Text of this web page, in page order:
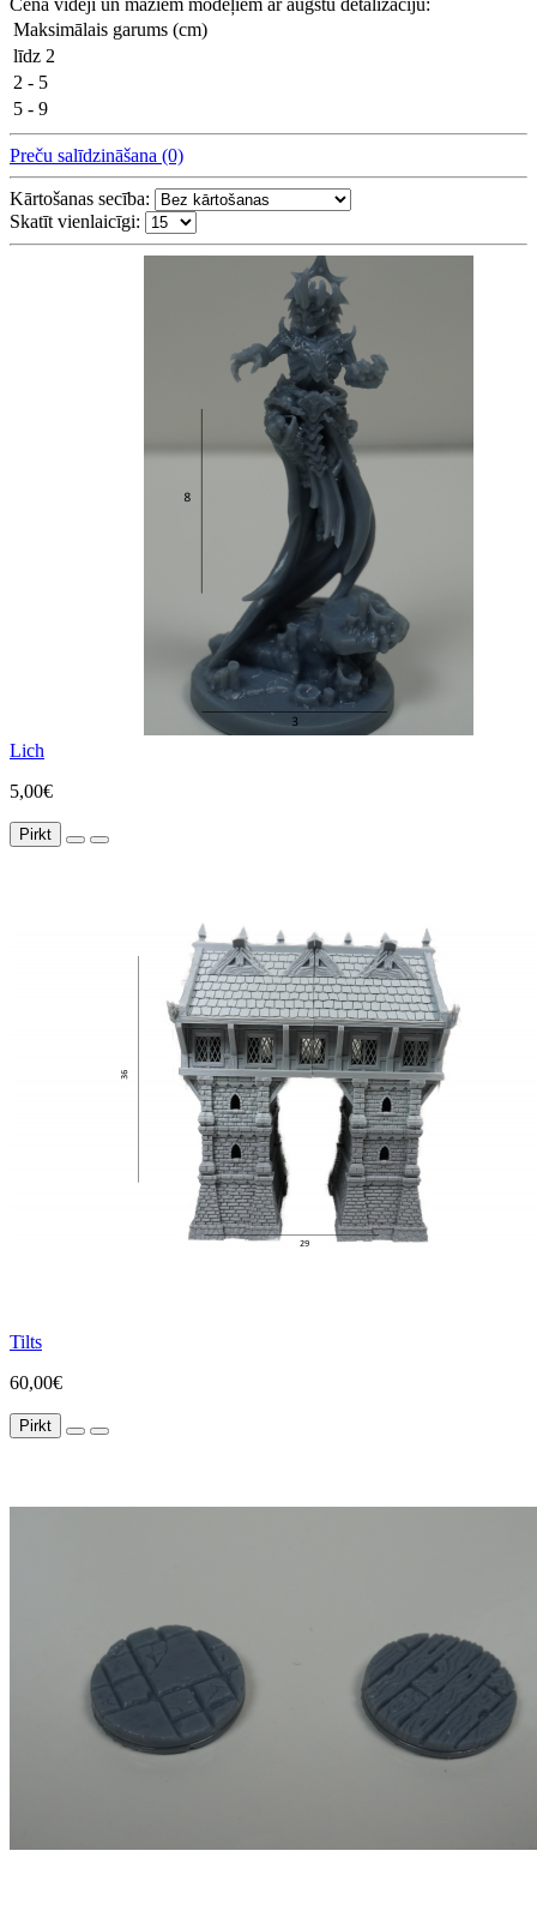
Maksimālais garums (cm)
līdz 2
2 - 5
5 - 9
Preču salīdzināšana (0)
Kārtošanas secība:
Skatīt vienlaicīgi:
Lich
5,00€
Pirkt
Tilts
60,00€
Pirkt